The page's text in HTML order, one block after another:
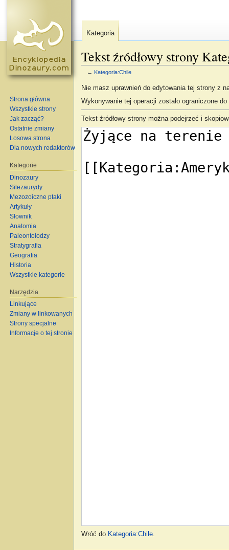
Tekst źródłowy strony
← Kategoria:Chile
Nie masz uprawnień do edytowania tej strony z
Wykonywanie tej operacji zostało ograniczone
Tekst źródłowy strony można podejrzeć i
Wróć do Kategoria:Chile.
Kategoria
Strona główna
Wszystkie strony
Jak zacząć?
Ostatnie zmiany
Losowa strona
Dla nowych redaktorów
Kategorie
Dinozaury
Silezaurydy
Mezozoiczne ptaki
Artykuły
Słownik
Anatomia
Paleontolodzy
Stratygrafia
Geografia
Historia
Wszystkie kategorie
Narzędzia
Linkujące
Zmiany w linkowanych
Strony specjalne
Informacje o tej stronie